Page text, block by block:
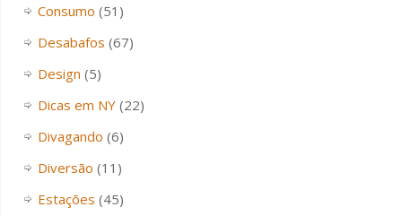
Consumo (51)
Desabafos (67)
Design (5)
Dicas em NY(22)
Divagando (6)
Diversão (11)
Estações (45)